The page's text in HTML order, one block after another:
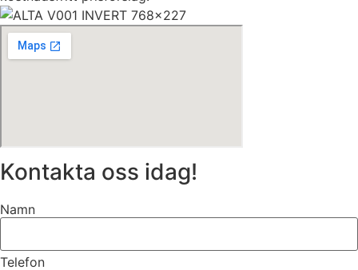
Kontakta oss idag!
Namn
Telefon